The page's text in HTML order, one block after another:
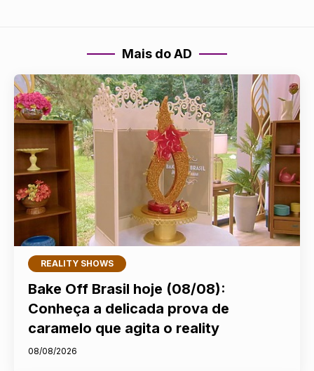
Mais do AD
REALITY SHOWS
Bake Off Brasil hoje (08/08):
Conheça a delicada prova de
caramelo que agita o reality
08/08/2026